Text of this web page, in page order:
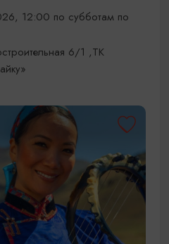
12:00 по субботам по
6/1 ,ТК